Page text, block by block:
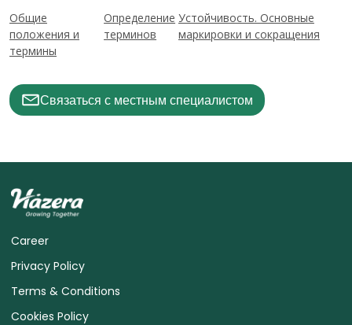
Общие
положения и
термины
Определение
терминов
Устойчивость. Основные
маркировки и сокращения
Связаться с местным специалистом
Career
Privacy Policy
Terms & Conditions
Cookies Policy